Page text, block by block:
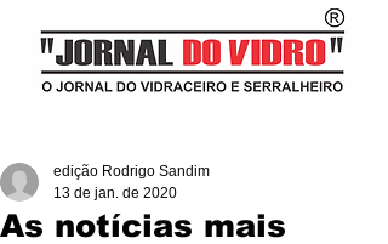
As notícias mais
edição Rodrigo Sandim
13 de jan. de 2020